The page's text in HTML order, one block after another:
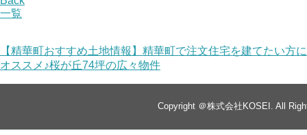
一覧
【精華町おすすめ土地情報】精華町で注文住宅を建てたい方に
オススメ♪桜が丘74坪の広々物件
Copyright ＠株式会社KOSEI. All